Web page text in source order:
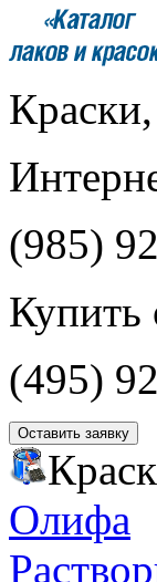
(985)
Купить
(495)
Оставить заявку
Олифа